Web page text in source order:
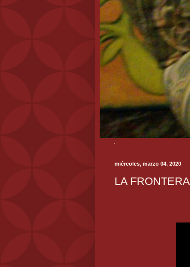
miércoles, marzo 04, 2020
LA FRONTERA